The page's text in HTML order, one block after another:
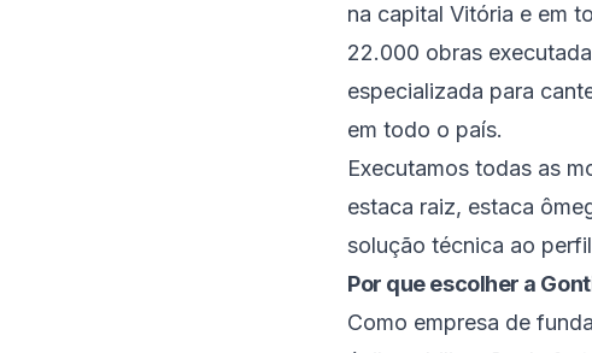
na capital Vitória e em
22.000 obras
especializada para
em todo o país.
Executamos todas as
estaca raiz, estaca
solução técnica ao
Por que escolher a
Como empresa de